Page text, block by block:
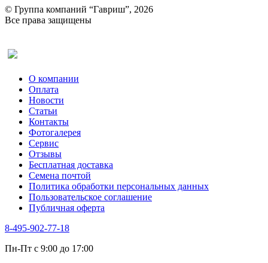
Ревень
Рукола
Рута
Тмин
Трава для чая
Туласи
Укроп
Фенхель пряный
Хризантема овощная
Цикорий пряный
Цикорий салатный (Витлуф)
Черемша
Шпинат
Щавель
Эндивий
Эстрагон
Алтей
Анис
Бессмертник
© Группа компаний “Гавриш”, 2026
Все права защищены
О компании
Оплата
Новости
Статьи
Контакты
Фотогалерея​
Сервис
Отзывы
Бесплатная доставка
Семена почтой
Политика обработки персональных данных
Пользовательское соглашение
Публичная оферта
8-495-902-77-18
Пн-Пт с 9:00 до 17:00